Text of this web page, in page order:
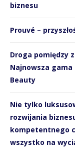
biznesu
Prouvé –
Droga pomiędzy
Najnowsza
Beauty
Nie tylko
rozwijania
kompetentnego
wszystko na